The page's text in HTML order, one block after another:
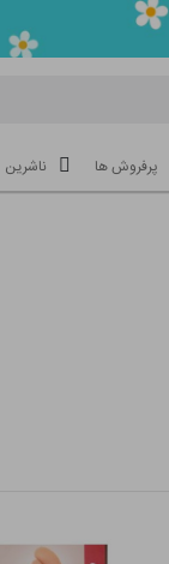
پرفروش ها ناشرین